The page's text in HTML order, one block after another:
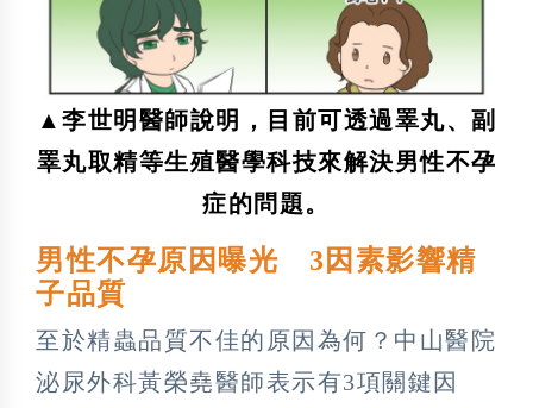
▲李世明醫師說明，目前可透過睪丸、副
睪丸取精等生殖醫學科技來解決男性不孕
症的問題。
男性不孕原因曝光 3因素影響精
子品質
至於精蟲品質不佳的原因為何？中山醫院
泌尿外科黃榮堯醫師表示有3項關鍵因